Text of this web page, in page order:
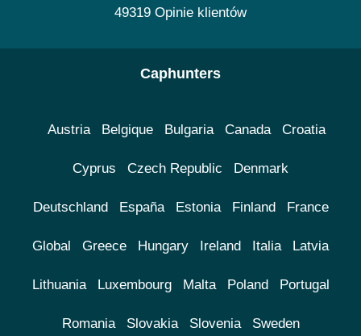
49319 Opinie klientów
Caphunters
Austria Belgique Bulgaria Canada Croatia
Cyprus Czech Republic Denmark
Deutschland España Estonia Finland France
Global Greece Hungary Ireland Italia Latvia
Lithuania Luxembourg Malta Poland Portugal
Romania Slovakia Slovenia Sweden